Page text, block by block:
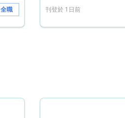
全職 刊登於 1日前